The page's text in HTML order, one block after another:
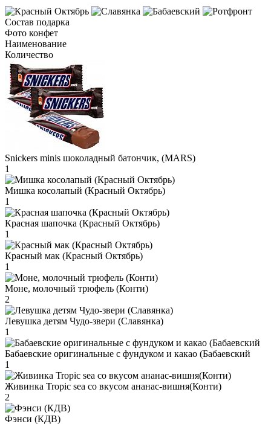
Состав подарка
Фото конфет
Наименование
Количество
Snickers minis шоколадный батончик, (MARS)
1
Мишка косолапый (Красный Октябрь)
1
Красная шапочка (Красный Октябрь)
1
Красный мак (Красный Октябрь)
1
Моне, молочный трюфель (Конти)
2
Левушка детям Чудо-звери (Славянка)
1
Бабаевские оригинальные с фундуком и какао (Бабаевский
1
Живинка Tropic sea со вкусом ананас-вишня(Конти)
2
Фэнси (КДВ)